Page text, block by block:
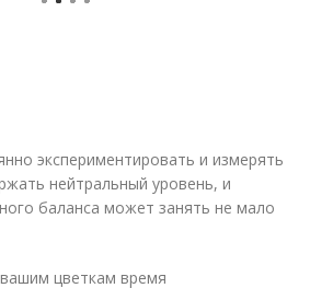
экспериментировать и измерять
нейтральный уровень, и
баланса может занять не мало
цветкам время